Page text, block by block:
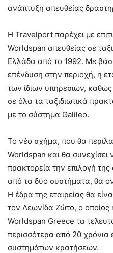
ανάπτυξη απευθείας
Η Travelport παρέχει με
Worldspan απευθείας σε
Ελλάδα από το 1992. Με
επένδυση στην περιοχή, η
των ίδιων υπηρεσιών,
σε όλα τα ταξιδιωτικά
με το σύστημα Galileo.
Το νέο σχήμα, που θα
Worldspan και θα συνεχίσει
πρακτορεία την επιλογή
από τα δύο συστήματα, θα
Η έδρα της εταιρείας θα
τον Λεωνίδα Ζώτο, ο οποίος
Worldspan Greece τα
περισσότερα από 20 χρόνια
συστημάτων κρατήσεων.